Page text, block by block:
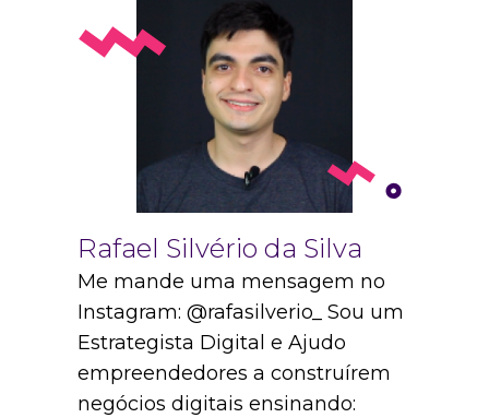
Rafael Silvério da Silva
Me mande uma mensagem no
Instagram: @rafasilverio_ Sou um
Estrategista Digital e Ajudo
empreendedores a construírem
negócios digitais ensinando: